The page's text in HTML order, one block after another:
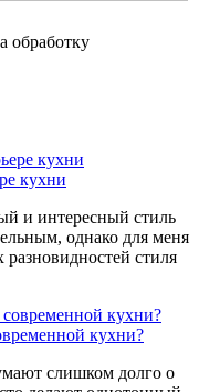
обработку
кухни
и интересный стиль
однако для меня
разновидностей стиля
кухни?
слишком долго о